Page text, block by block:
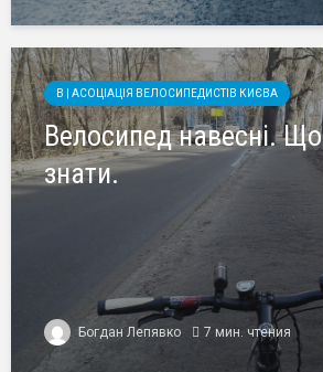
B | АСОЦІАЦІЯ ВЕЛОСИПЕДИСТІВ КИЄВА
Велосипед навесні. Що
знати.
Богдан Лепявко 7 мин. чтения